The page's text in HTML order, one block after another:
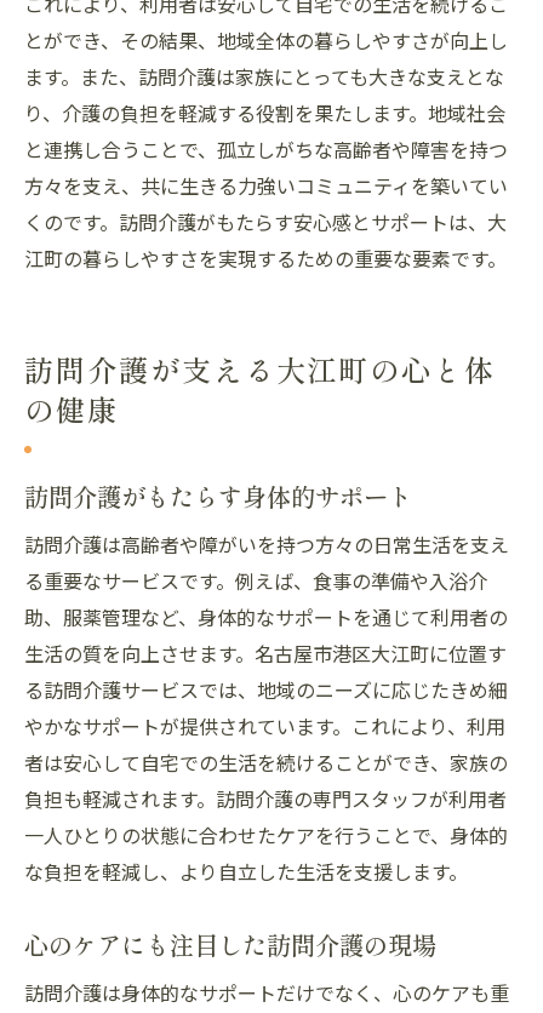
とができ、その結果、地域全体の暮らしやすさが向上し
ます。また、訪問介護は家族にとっても大きな支えとな
り、介護の負担を軽減する役割を果たします。地域社会
と連携し合うことで、孤立しがちな高齢者や障害を持つ
方々を支え、共に生きる力強いコミュニティを築いてい
くのです。訪問介護がもたらす安心感とサポートは、大
江町の暮らしやすさを実現するための重要な要素です。
訪問介護が支える大江町の心と体
の健康
訪問介護がもたらす身体的サポート
訪問介護は高齢者や障がいを持つ方々の日常生活を支え
る重要なサービスです。例えば、食事の準備や入浴介
助、服薬管理など、身体的なサポートを通じて利用者の
生活の質を向上させます。名古屋市港区大江町に位置す
る訪問介護サービスでは、地域のニーズに応じたきめ細
やかなサポートが提供されています。これにより、利用
者は安心して自宅での生活を続けることができ、家族の
負担も軽減されます。訪問介護の専門スタッフが利用者
一人ひとりの状態に合わせたケアを行うことで、身体的
な負担を軽減し、より自立した生活を支援します。
心のケアにも注目した訪問介護の現場
訪問介護は身体的なサポートだけでなく、心のケアも重